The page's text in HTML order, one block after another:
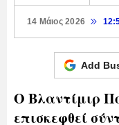
14 Μάιος 2026
Add
Ο Βλαντίμιρ
επισκεφθεί